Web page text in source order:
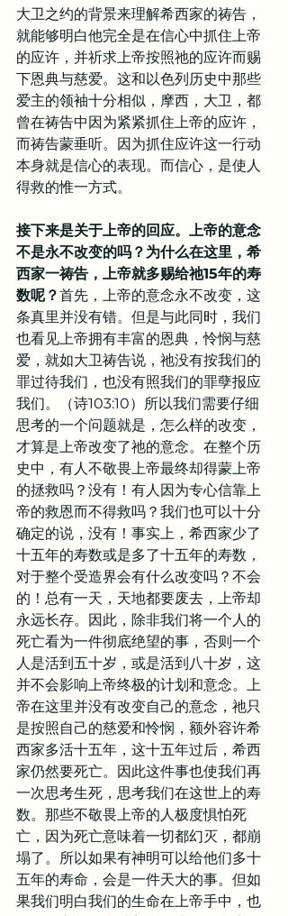
大卫之约的背景来理解希西家的祷告，
就能够明白他完全是在信心中抓住上帝
的应许，并祈求上帝按照祂的应许而赐
下恩典与慈爱。这和以色列历史中那些
爱主的领袖十分相似，摩西，大卫，都
曾在祷告中因为紧紧抓住上帝的应许，
而祷告蒙垂听。因为抓住应许这一行动
本身就是信心的表现。而信心，是使人
得救的惟一方式。
接下来是关于上帝的回应。上帝的意念
不是永不改变的吗？为什么在这里，希
西家一祷告，上帝就多赐给祂15年的寿
数呢？首先，上帝的意念永不改变，这
条真里并没有错。但是与此同时，我们
也看见上帝拥有丰富的恩典，怜悯与慈
爱，就如大卫祷告说，祂没有按我们的
罪过待我们，也没有照我们的罪孽报应
我们。（诗103:10）所以我们需要仔细
思考的一个问题就是，怎么样的改变，
才算是上帝改变了祂的意念。在整个历
史中，有人不敬畏上帝最终却得蒙上帝
的拯救吗？没有！有人因为专心信靠上
帝的救恩而不得救吗？我们也可以十分
确定的说，没有！事实上，希西家少了
十五年的寿数或是多了十五年的寿数，
对于整个受造界会有什么改变吗？不会
的！总有一天，天地都要废去，上帝却
永远长存。因此，除非我们将一个人的
死亡看为一件彻底绝望的事，否则一个
人是活到五十岁，或是活到八十岁，这
并不会影响上帝终极的计划和意念。上
帝在这里并没有改变自己的意念，祂只
是按照自己的慈爱和怜悯，额外容许希
西家多活十五年，这十五年过后，希西
家仍然要死亡。因此这件事也使我们再
一次思考生死，思考我们在这世上的寿
数。那些不敬畏上帝的人极度惧怕死
亡，因为死亡意味着一切都幻灭，都崩
塌了。所以如果有神明可以给他们多十
五年的寿命，会是一件天大的事。但如
果我们明白我们的生命在上帝手中，也